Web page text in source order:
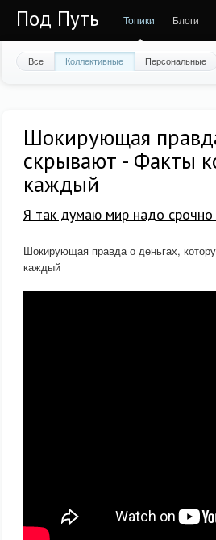
Под Путь Топики Блоги
Все Коллективные Персональные
Шокирующая
скрывают - Факты
каждый
Я так думаю мир надо
Шокирующая правда о деньгах,
каждый